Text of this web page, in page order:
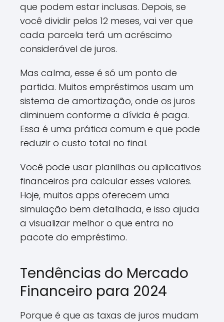
que podem estar inclusas. Depois, se
você dividir pelos 12 meses, vai ver que
cada parcela terá um acréscimo
considerável de juros.
Mas calma, esse é só um ponto de
partida. Muitos empréstimos usam um
sistema de amortização, onde os juros
diminuem conforme a dívida é paga.
Essa é uma prática comum e que pode
reduzir o custo total no final.
Você pode usar planilhas ou aplicativos
financeiros pra calcular esses valores.
Hoje, muitos apps oferecem uma
simulação bem detalhada, e isso ajuda
a visualizar melhor o que entra no
pacote do empréstimo.
Tendências do Mercado
Financeiro para 2024
Porque é que as taxas de juros mudam